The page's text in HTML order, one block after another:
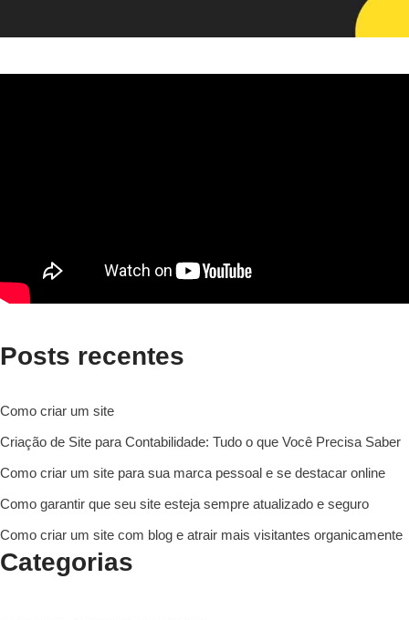
Posts recentes
Como criar um site
Criação de Site para Contabilidade: Tudo o que Você Precisa Saber
Como criar um site para sua marca pessoal e se destacar online
Como garantir que seu site esteja sempre atualizado e seguro
Como criar um site com blog e atrair mais visitantes organicamente
Categorias